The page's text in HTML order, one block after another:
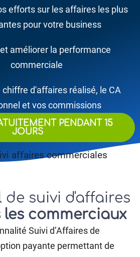
efforts sur les affaires les plus
pour votre business
améliorer la performance
commerciale
chiffre d'affaires réalisé, le CA
et vos commissions
PENDANT 15
JOURS
de suivi d'affaires
les commerciaux
Suivi d’Affaires de
payante permettant de